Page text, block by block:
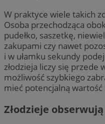
W praktyce wiele takich
Osoba przechodząca
pudełko, saszetkę,
zakupami czy nawet
i w ułamku sekundy
złodzieja liczy się przede
możliwość szybkiego
mieć potencjalną
Złodzieje